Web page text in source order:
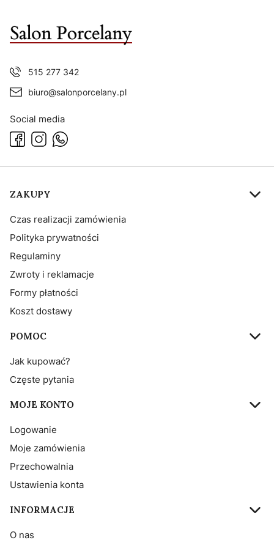
515 277 342
biuro@salonporcelany.pl
Social media
Linki w stopce
ZAKUPY
Czas realizacji zamówienia
Polityka prywatności
Regulaminy
Zwroty i reklamacje
Formy płatności
Koszt dostawy
POMOC
Jak kupować?
Częste pytania
MOJE KONTO
Logowanie
Moje zamówienia
Przechowalnia
Ustawienia konta
INFORMACJE
O nas